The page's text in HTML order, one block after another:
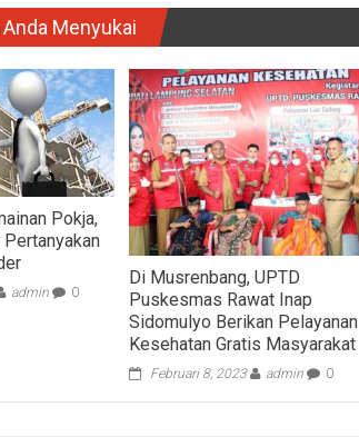
Menyukai
Pokja,
admin 0
Di Musrenbang, UPTD
Puskesmas Rawat Inap
Sidomulyo Berikan Pelayanan
Kesehatan Gratis Masyarakat
Februari 8, 2023 admin 0